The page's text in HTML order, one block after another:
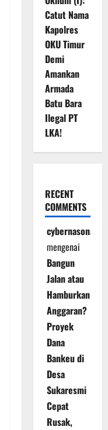
Catut Nama
Kapolres
OKU Timur
Demi
Amankan
Armada
Batu Bara
Ilegal PT
LKA!
RECENT
COMMENTS
cybernasonal
mengenai
Bangun
Jalan atau
Hamburkan
Anggaran?
Proyek
Dana
Bankeu di
Desa
Sukaresmi
Cepat
Rusak,